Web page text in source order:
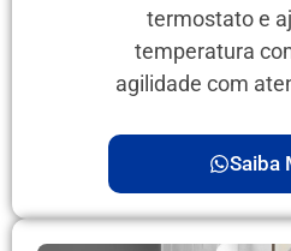
termostato e
temperatura
agilidade com
Saiba